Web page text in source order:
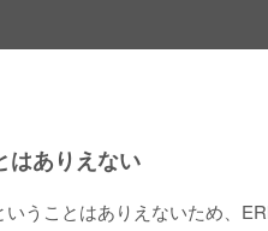
はありえない
うことはありえないため、